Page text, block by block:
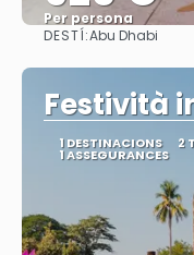
Per persona
DESTÍ:Abu Dhabi
Festività
1 DESTINACIONS 2
1 ASSEGURANCES